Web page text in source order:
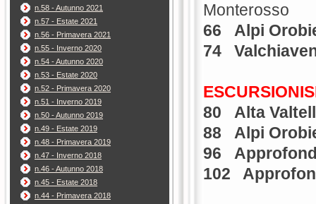
n.58 - Autunno 2021
n.57 - Estate 2021
n.56 - Primavera 2021
n.55 - Inverno 2020
n.54 - Autunno 2020
n.53 - Estate 2020
n.52 - Primavera 2020
n.51 - Inverno 2019
n.50 - Autunno 2019
n.49 - Estate 2019
n.48 - Primavera 2019
n.47 - Inverno 2018
n.46 - Autunno 2018
n.45 - Estate 2018
n.44 - Primavera 2018
Monterosso
66
Alpi
74
80
Alta
88
Alpi
96
102